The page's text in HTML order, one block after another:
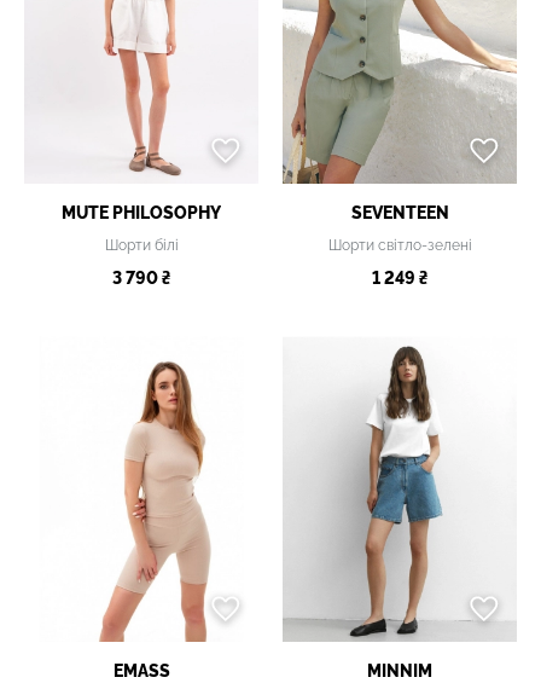
MUTE PHILOSOPHY
Шорти білі
3 790 ₴
SEVENTEEN
Шорти світло-зелені
1 249 ₴
EMASS MINNIM